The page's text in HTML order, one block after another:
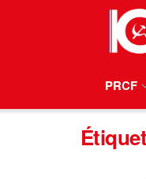
PRCF